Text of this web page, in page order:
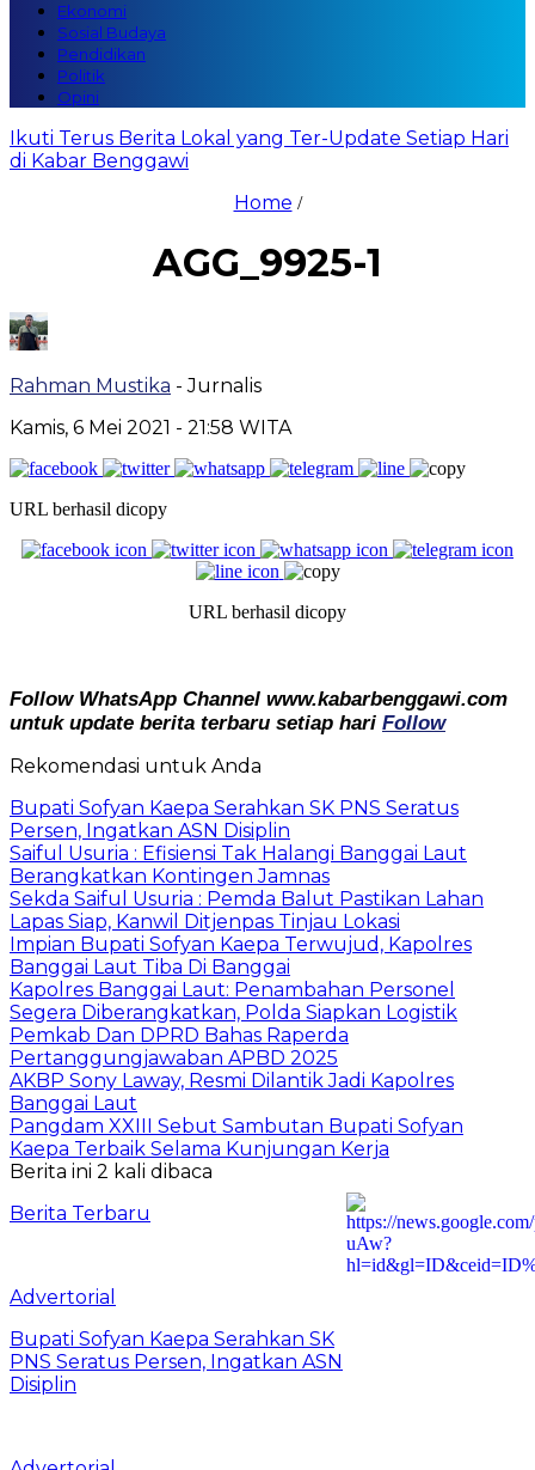
Ekonomi
Sosial Budaya
Pendidikan
Politik
Opini
Ikuti Terus Berita Lokal yang Ter-Update Setiap Hari
di Kabar Benggawi
Home /
AGG_9925-1
Rahman Mustika - Jurnalis
Kamis, 6 Mei 2021 - 21:58 WITA
URL berhasil dicopy
URL berhasil dicopy
Follow WhatsApp Channel www.kabarbenggawi.com
untuk update berita terbaru setiap hari Follow
Rekomendasi untuk Anda
Bupati Sofyan Kaepa Serahkan SK PNS Seratus
Persen, Ingatkan ASN Disiplin
Saiful Usuria : Efisiensi Tak Halangi Banggai Laut
Berangkatkan Kontingen Jamnas
Sekda Saiful Usuria : Pemda Balut Pastikan Lahan
Lapas Siap, Kanwil Ditjenpas Tinjau Lokasi
Impian Bupati Sofyan Kaepa Terwujud, Kapolres
Banggai Laut Tiba Di Banggai
Kapolres Banggai Laut: Penambahan Personel
Segera Diberangkatkan, Polda Siapkan Logistik
Pemkab Dan DPRD Bahas Raperda
Pertanggungjawaban APBD 2025
AKBP Sony Laway, Resmi Dilantik Jadi Kapolres
Banggai Laut
Pangdam XXIII Sebut Sambutan Bupati Sofyan
Kaepa Terbaik Selama Kunjungan Kerja
Berita ini 2 kali dibaca
Berita Terbaru
Advertorial
Bupati Sofyan Kaepa Serahkan SK
PNS Seratus Persen, Ingatkan ASN
Disiplin